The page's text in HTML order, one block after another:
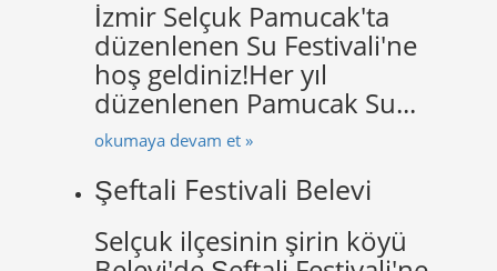
İzmir Selçuk Pamucak'ta
düzenlenen Su Festivali'ne
hoş geldiniz!Her yıl
düzenlenen Pamucak Su...
okumaya devam et »
Şeftali Festivali Belevi
Selçuk ilçesinin şirin köyü